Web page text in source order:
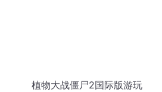
植物大战僵尸2国际版游玩